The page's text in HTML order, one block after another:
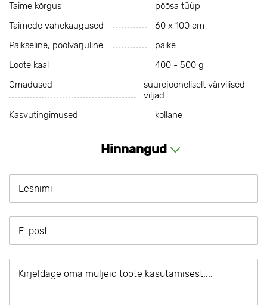
Taime kõrgus
põõsa tüüp
Taimede vahekaugused
60 х 100 cm
Päikseline, poolvarjuline
päike
Loote kaal
400 - 500 g
Omadused
suurejooneliselt värvilised
viljad
Kasvutingimused
kollane
Hinnangud